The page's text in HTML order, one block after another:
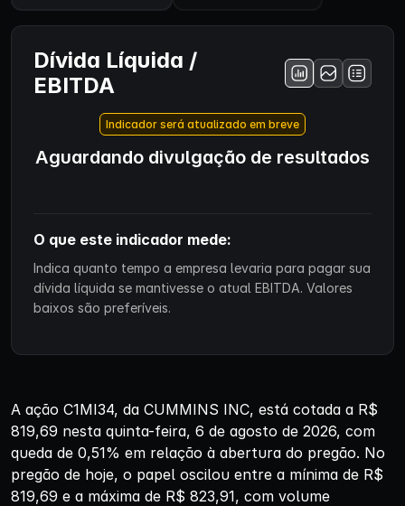
Dívida Líquida /
EBITDA
Indicador será atualizado em breve
Aguardando divulgação de resultados
O que este indicador mede:
Indica quanto tempo a empresa levaria para pagar sua
dívida líquida se mantivesse o atual EBITDA. Valores
baixos são preferíveis.
A ação C1MI34, da CUMMINS INC, está cotada a R$
819,69 nesta quinta-feira, 6 de agosto de 2026, com
queda de 0,51% em relação à abertura do pregão. No
pregão de hoje, o papel oscilou entre a mínima de R$
819,69 e a máxima de R$ 823,91, com volume